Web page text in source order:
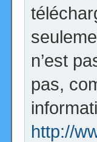
n’est
pas,
http://